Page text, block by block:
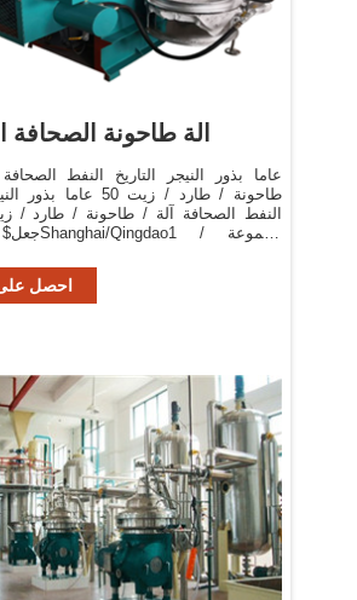
الة طاحونة الصحافة
طاحونة / طارد / زيت 50 عاما
النفط الصحافة آلة / طاحونة / طارد /
احصل